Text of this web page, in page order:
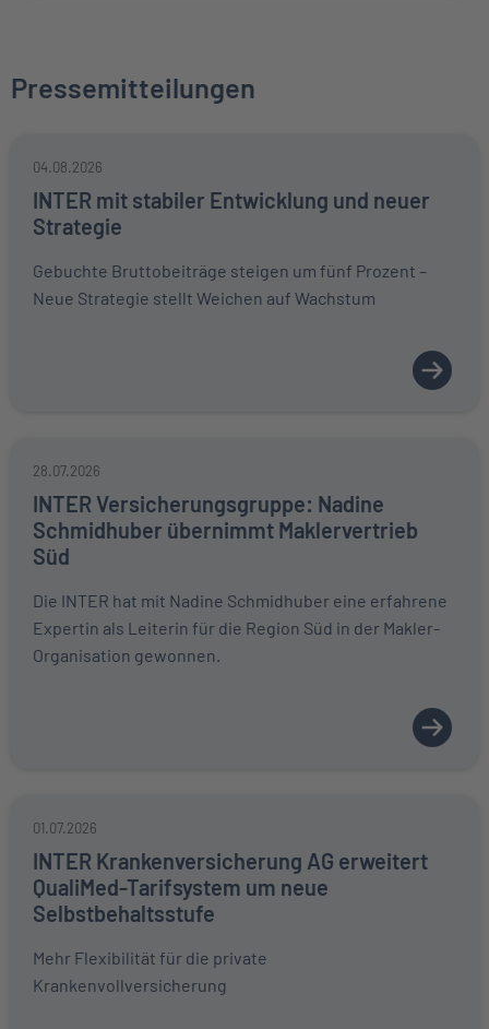
Pressemitteilungen
04.08.2026
INTER mit stabiler Entwicklung und neuer
Strategie
Gebuchte Bruttobeiträge steigen um fünf Prozent –
Neue Strategie stellt Weichen auf Wachstum
28.07.2026
INTER Versicherungsgruppe: Nadine
Schmidhuber übernimmt Maklervertrieb
Süd
Die INTER hat mit Nadine Schmidhuber eine erfahrene
Expertin als Leiterin für die Region Süd in der Makler-
Organisation gewonnen.
01.07.2026
INTER Krankenversicherung AG erweitert
QualiMed-Tarifsystem um neue
Selbstbehaltsstufe
Mehr Flexibilität für die private
Krankenvollversicherung